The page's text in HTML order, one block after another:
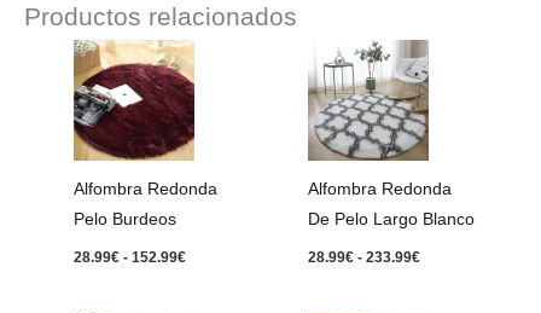
Productos relacionados
Alfombra Redonda
Pelo Burdeos
28.99€ - 152.99€
Rango
de
precios:
desde
28.99€
hasta
152.99€
Alfombra Redonda
De Pelo Largo Blanco
28.99€ - 233.99€
de
precios:
desde
28.99€
hasta
233.99€